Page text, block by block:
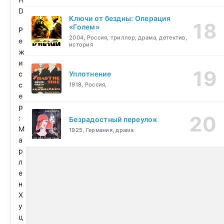
D
Р
е
ж
и
с
с
е
р
:
М
а
р
л
е
н
Х
у
ц
Ключи от бездны: Операция
«Голем»
2004, Россия, триллер, драма, детектив,
история
Уплотнение
1918, Россия,
Безрадостный переулок
1925, Германия, драма